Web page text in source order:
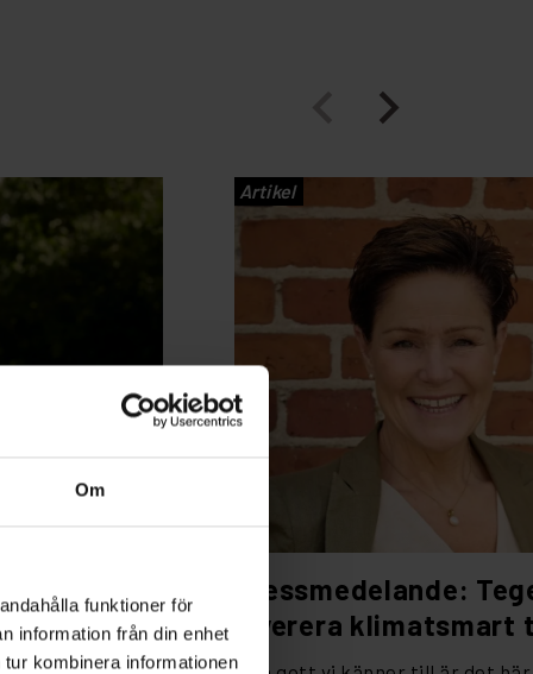
Om
funktioner för
information från din enhet
kombinera informationen
Pressmedelande:
leverera klimatsmart
Artikel